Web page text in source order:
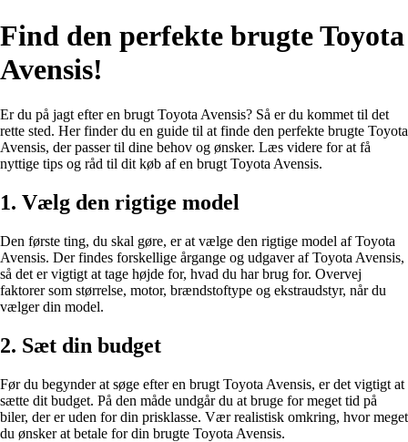
Find den perfekte brugte Toyota
Avensis!
Er du på jagt efter en brugt Toyota Avensis? Så er du kommet til det
rette sted. Her finder du en guide til at finde den perfekte brugte Toyota
Avensis, der passer til dine behov og ønsker. Læs videre for at få
nyttige tips og råd til dit køb af en brugt Toyota Avensis.
1. Vælg den rigtige model
Den første ting, du skal gøre, er at vælge den rigtige model af Toyota
Avensis. Der findes forskellige årgange og udgaver af Toyota Avensis,
så det er vigtigt at tage højde for, hvad du har brug for. Overvej
faktorer som størrelse, motor, brændstoftype og ekstraudstyr, når du
vælger din model.
2. Sæt din budget
Før du begynder at søge efter en brugt Toyota Avensis, er det vigtigt at
sætte dit budget. På den måde undgår du at bruge for meget tid på
biler, der er uden for din prisklasse. Vær realistisk omkring, hvor meget
du ønsker at betale for din brugte Toyota Avensis.